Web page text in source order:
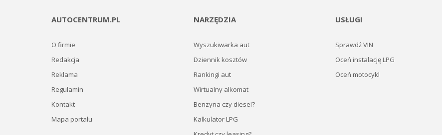
AUTOCENTRUM.PL
O firmie
Redakcja
Reklama
Regulamin
Kontakt
Mapa portalu
NARZĘDZIA
Wyszukiwarka aut
Dziennik kosztów
Rankingi aut
Wirtualny alkomat
Benzyna czy diesel?
Kalkulator LPG
USŁUGI
Sprawdź VIN
Oceń instalację LPG
Oceń motocykl